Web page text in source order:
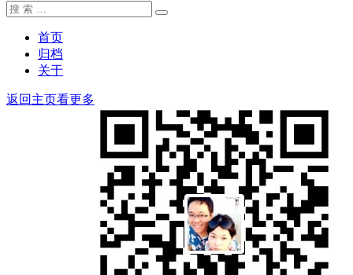
搜
搜
首页
归档
关于
返回主页看更多